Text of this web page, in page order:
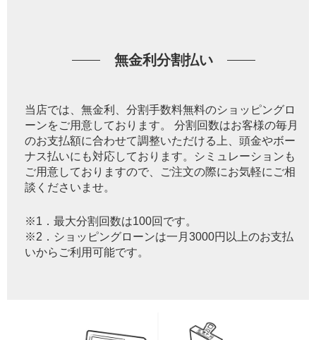
無金利分割払い
当店では、無金利、分割手数料無料のショッピングロ
ーンをご用意しております。 分割回数はお客様の毎月
のお支払額に合わせて調整いただける上、頭金やボー
ナス払いにも対応しております。シミュレーションも
ご用意しておりますので、ご注文の際にお気軽にご相
談くださいませ。
※1．最大分割回数は100回です。
※2．ショッピングローンは一月3000円以上のお支払
いからご利用可能です。